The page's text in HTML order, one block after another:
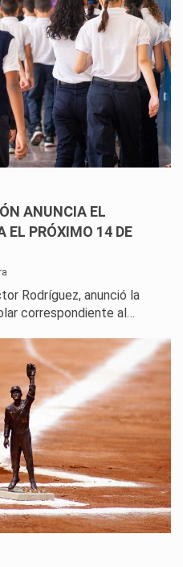
ANUNCIA EL
EL PRÓXIMO 14 DE
Rodríguez, anunció la
correspondiente al…